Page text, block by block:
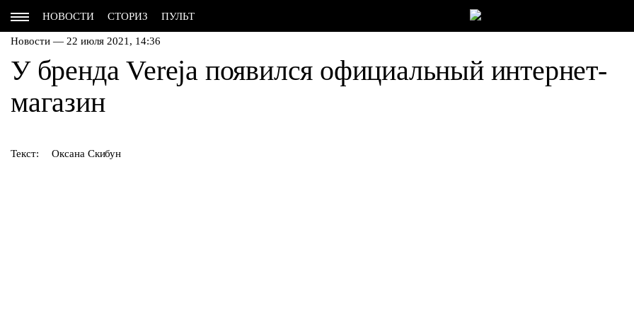
НОВОСТИ СТОРИЗ ПУЛЬТ
Новости — 22 июля 2021, 14:36
У бренда Vereja появился официальный интернет-
магазин
Текст: Оксана Скибун